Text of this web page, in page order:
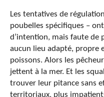
Les tentatives de
poubelles spécifiques –
d’intention, mais faute de
aucun lieu adapté, propre
poissons. Alors les
jettent à la mer. Et les
trouver leur pitance sans
territoriaux, plus